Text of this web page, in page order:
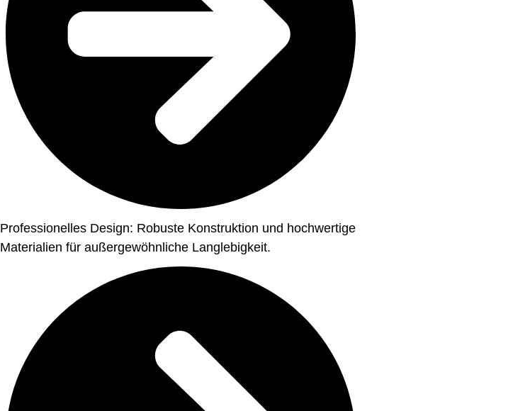
Professionelles Design: Robuste Konstruktion und hochwertige
Materialien für außergewöhnliche Langlebigkeit.